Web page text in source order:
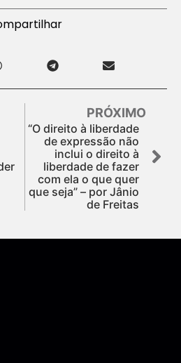
PRÓXIMO
“O direito à liberdade
de expressão não
inclui o direito à
liberdade de fazer
com ela o que quer
que seja” – por Jânio
de Freitas